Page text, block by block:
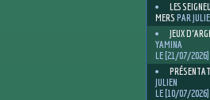
LES
MERS PAR
JEUX
YAMINA
LE [21/07/2026]
JULIEN
LE [10/07/2026]